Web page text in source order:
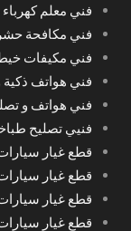
فني معلم
فني مكافحة
فني مكيفات خيطان
فني هواتف
فني هواتف و
فنيي تصليح
قطع غيار
قطع غيار
قطع غيار
قطع غيار